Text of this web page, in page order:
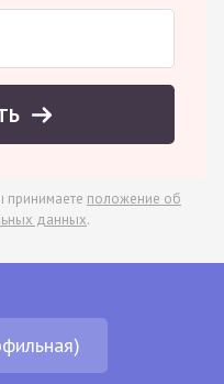
принимаете положение об
данных.